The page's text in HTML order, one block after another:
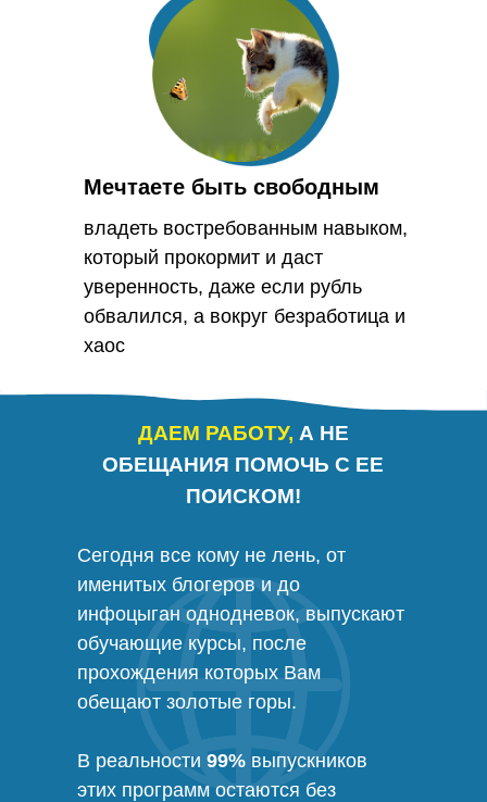
Мечтаете быть свободным
владеть востребованным навыком,
который прокормит и даст
уверенность, даже если рубль
обвалился, а вокруг безработица и
хаос
ДАЕМ РАБОТУ, А НЕ
ОБЕЩАНИЯ ПОМОЧЬ С ЕЕ
ПОИСКОМ!
Сегодня все кому не лень, от
именитых блогеров и до
инфоцыган однодневок, выпускают
обучающие курсы, после
прохождения которых Вам
обещают золотые горы.
В реальности 99% выпускников
этих программ остаются без